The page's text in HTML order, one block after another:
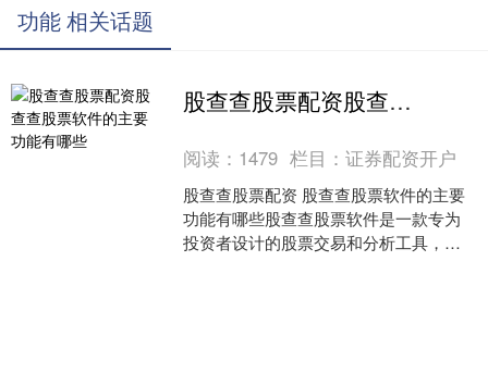
功能 相关话题
股查查股票配资股查查股票软件的主要功能有哪些
阅读： 1479 栏目：证券配资开户
股查查股票配资 股查查股票软件的主要
功能有哪些股查查股票软件是一款专为
投资者设计的股票交易和分析工具，提